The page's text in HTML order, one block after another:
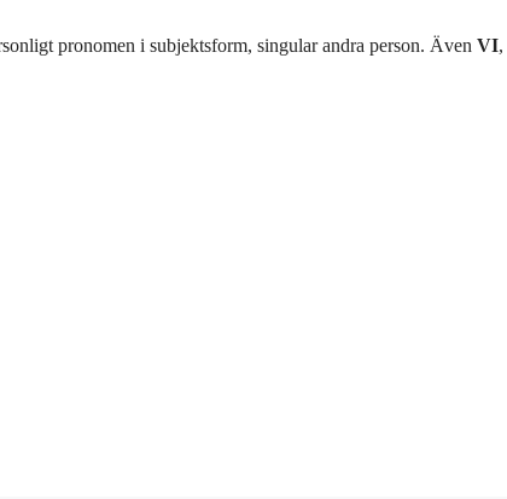
pronomen i subjektsform, singular andra person. Även VI,